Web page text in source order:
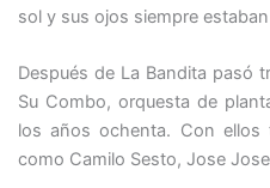
sol y sus ojos siempre
Después de La Bandita pasó
Su Combo, orquesta de
los años ochenta. Con
como Camilo Sesto, Jose